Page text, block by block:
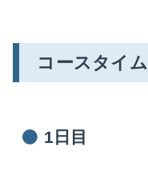
コースタイム
1日目